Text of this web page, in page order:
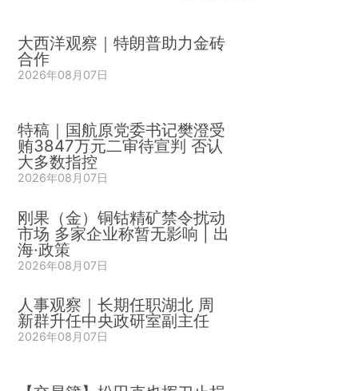
大西洋观察｜特朗普助力金砖
合作
2026年08月07日
特稿｜国航原党委书记樊澄受
贿3847万元二审待宣判 否认
大多数指控
2026年08月07日
刚果（金）铜钴精矿禁令扰动
市场 多家企业称暂无影响 | 出
海·政策
2026年08月07日
人事观察｜长期任职湖北 周
新群升任中央政研室副主任
2026年08月07日